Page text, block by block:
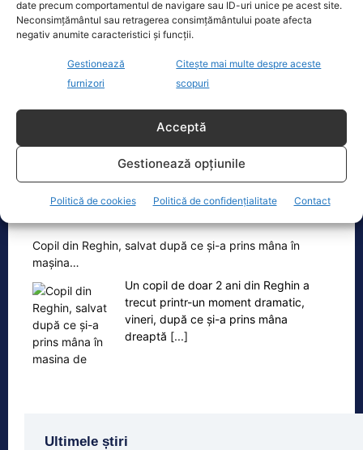
date precum comportamentul de navigare sau ID-uri unice pe acest site.
Neconsimțământul sau retragerea consimțământului poate afecta
negativ anumite caracteristici și funcții.
Gestionează
furnizori
Citește mai multe despre aceste
scopuri
Acceptă
Gestionează opțiunile
Politică de cookies Politică de confidențialitate Contact
Cristoiu: Cu Bolojan am ajuns să retrăim
vremurile comunismului; probabil, în…
Invitat la Marius Tucă Show, Ion
Cristoiu susține că măsurile anunțate
Oficiul de Știri
Copil din Reghin, salvat după ce și-a prins mâna în
mașina…
Un copil de doar 2 ani din Reghin a
trecut printr-un moment dramatic,
vineri, după ce și-a prins mâna
dreaptă [...]
Ultimele știri